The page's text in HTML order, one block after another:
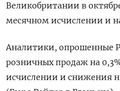
Великобритании в
месячном исчислении и
Аналитики, опрошенные
розничных продаж на
исчислении и снижения